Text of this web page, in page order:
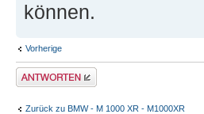
können.
Vorherige
Antwort erstellen
Zurück zu BMW - M 1000 XR - M1000XR